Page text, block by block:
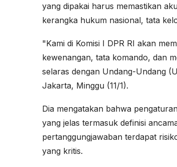
yang dipakai harus memastikan
kerangka hukum nasional, tata
"Kami di Komisi I DPR RI akan
kewenangan, tata komando, dan
selaras dengan Undang-Undang
Jakarta, Minggu (11/1).
Dia mengatakan bahwa
yang jelas termasuk definisi
pertanggungjawaban terdapat
yang kritis.